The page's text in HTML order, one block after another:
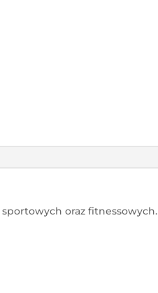
oraz fitnessowych.